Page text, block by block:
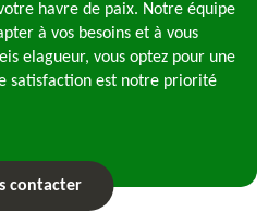
havre de paix. Notre équipe
à vos besoins et à vous
elagueur, vous optez pour une
satisfaction est notre priorité
contacter